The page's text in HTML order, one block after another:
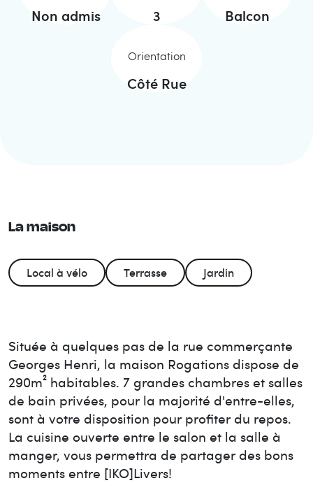
Non admis 3 Balcon
Orientation
Côté Rue
La maison
Local à vélo Terrasse Jardin
Située à quelques pas de la rue commerçante
Georges Henri, la maison Rogations dispose de
290m² habitables. 7 grandes chambres et salles
de bain privées, pour la majorité d'entre-elles,
sont à votre disposition pour profiter du repos.
La cuisine ouverte entre le salon et la salle à
manger, vous permettra de partager des bons
moments entre [IKO]Livers!